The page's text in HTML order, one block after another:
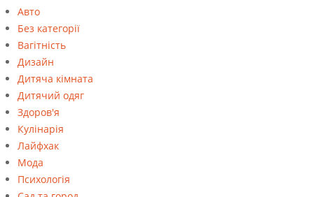
Авто
Без категорії
Вагітність
Дизайн
Дитяча кімната
Дитячий одяг
Здоров'я
Кулінарія
Лайфхак
Мода
Психологія